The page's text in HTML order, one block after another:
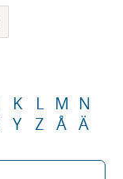
K L M N
Y Z Å Ä